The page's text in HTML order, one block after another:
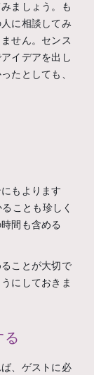
ましょう。も
に相談してみ
せん。センス
イデアを出し
たとしても、
もよります
ことも珍しく
間も含める
ことが大切で
にしておきま
る
、ゲストに必